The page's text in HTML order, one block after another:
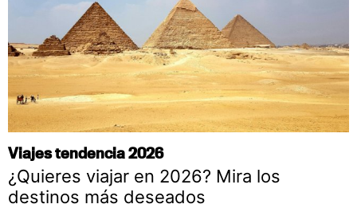
Viajes tendencia 2026
¿Quieres viajar en 2026? Mira los
destinos más deseados